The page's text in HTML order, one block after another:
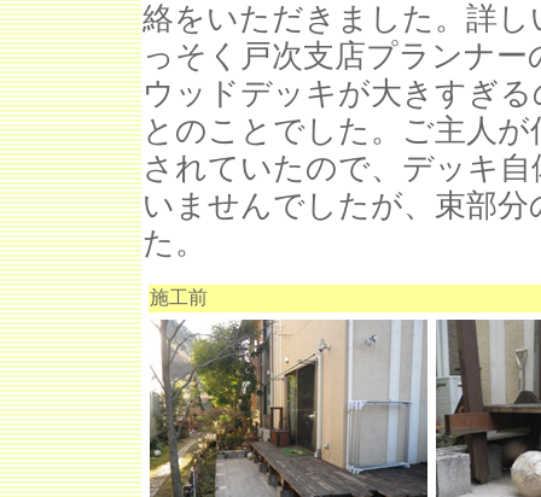
絡をいただきました。詳
っそく戸次支店プランナ
ウッドデッキが大きすぎ
とのことでした。ご主人
されていたので、デッキ
いませんでしたが、束部
た。
施工前